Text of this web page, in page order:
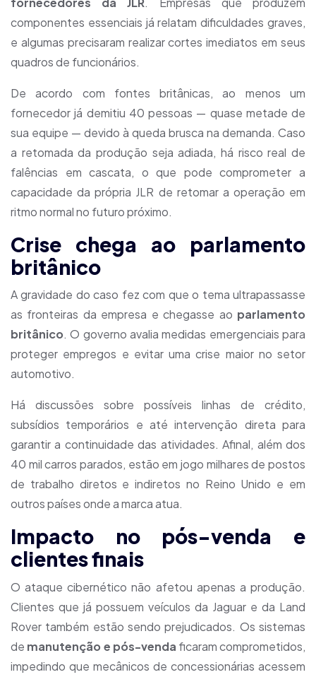
componentes essenciais já relatam dificuldades graves,
e algumas precisaram realizar cortes imediatos em seus
quadros de funcionários.
De acordo com fontes britânicas, ao menos um
fornecedor já demitiu 40 pessoas — quase metade de
sua equipe — devido à queda brusca na demanda. Caso
a retomada da produção seja adiada, há risco real de
falências em cascata, o que pode comprometer a
capacidade da própria JLR de retomar a operação em
ritmo normal no futuro próximo.
Crise chega ao parlamento
britânico
A gravidade do caso fez com que o tema ultrapassasse
as fronteiras da empresa e chegasse ao parlamento
britânico. O governo avalia medidas emergenciais para
proteger empregos e evitar uma crise maior no setor
automotivo.
Há discussões sobre possíveis linhas de crédito,
subsídios temporários e até intervenção direta para
garantir a continuidade das atividades. Afinal, além dos
40 mil carros parados, estão em jogo milhares de postos
de trabalho diretos e indiretos no Reino Unido e em
outros países onde a marca atua.
Impacto no pós-venda e
clientes finais
O ataque cibernético não afetou apenas a produção.
Clientes que já possuem veículos da Jaguar e da Land
Rover também estão sendo prejudicados. Os sistemas
de manutenção e pós-venda ficaram comprometidos,
impedindo que mecânicos de concessionárias acessem